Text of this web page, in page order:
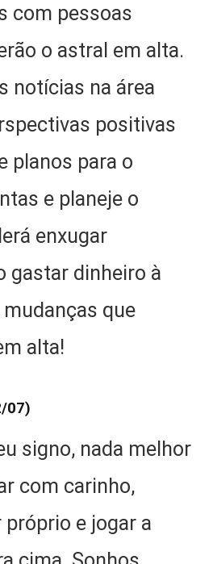
com pessoas
o astral em alta.
notícias na área
positivas
planos para o
e planeje o
enxugar
gastar dinheiro à
que
alta!
07)
signo, nada melhor
com carinho,
e jogar a